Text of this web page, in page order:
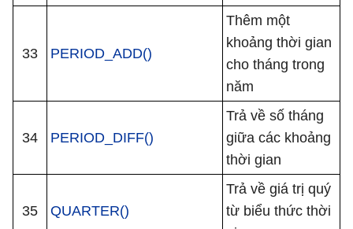
33 PERIOD_ADD()
Thêm một
khoảng thời gian
cho tháng trong
năm
34 PERIOD_DIFF()
Trả về số tháng
giữa các khoảng
thời gian
35 QUARTER()
Trả về giá trị quý
từ biểu thức thời